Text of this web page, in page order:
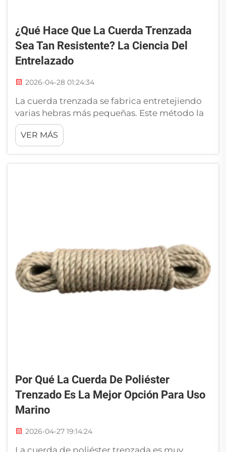
¿Qué Hace Que La Cuerda Trenzada
Sea Tan Resistente? La Ciencia Del
Entrelazado
2026-04-28 01:24:34
La cuerda trenzada se fabrica entretejiendo
varias hebras más pequeñas. Este método la
hace mucho más resistente que una cuerda
normal. Las hebras se retuercen y se
bloquean de forma que distribuyen la fuerza,
VER MÁS
Por Qué La Cuerda De Poliéster
Trenzado Es La Mejor Opción Para Uso
Marino
2026-04-27 19:14:24
La cuerda de poliéster trenzada es muy